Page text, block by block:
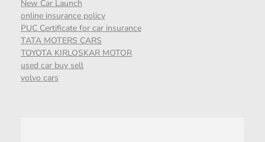
New Car Launch
online insurance policy
PUC Certificate for car insurance
TATA MOTERS CARS
TOYOTA KIRLOSKAR MOTOR
used car buy sell
volvo cars